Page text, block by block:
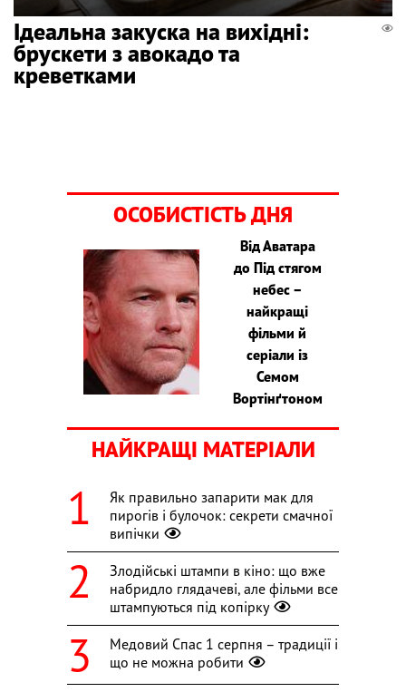
Ідеальна закуска на вихідні:
брускети з авокадо та
креветками
ОСОБИСТІСТЬ ДНЯ
Від Аватара
до Під стягом
небес –
найкращі
фільми й
серіали із
Семом
Вортінґтоном
НАЙКРАЩІ МАТЕРІАЛИ
Як правильно запарити мак для
пирогів і булочок: секрети смачної
випічки
Злодійські штампи в кіно: що вже
набридло глядачеві, але фільми все
штампуються під копірку
Медовий Спас 1 серпня – традиції і
що не можна робити